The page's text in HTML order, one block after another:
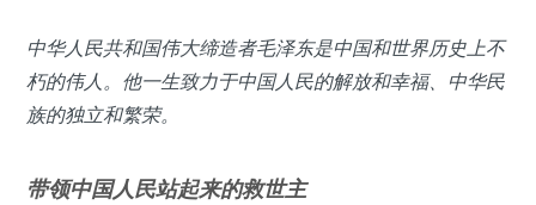
中华人民共和国伟大缔造者毛泽东是中国和世界历史上不
朽的伟人。他一生致力于中国人民的解放和幸福、中华民
族的独立和繁荣。
带领中国人民站起来的救世主